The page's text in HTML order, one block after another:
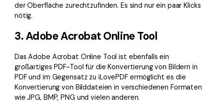
der Oberfläche zurechtzufinden. Es sind nur ein paar Klicks
nötig.
3. Adobe Acrobat Online Tool
Das Adobe Acrobat Online Tool ist ebenfalls ein
großartiges PDF-Tool für die Konvertierung von Bildern in
PDF und im Gegensatz zu iLovePDF ermöglicht es die
Konvertierung von Bilddateien in verschiedenen Formaten
wie JPG, BMP, PNG und vielen anderen.